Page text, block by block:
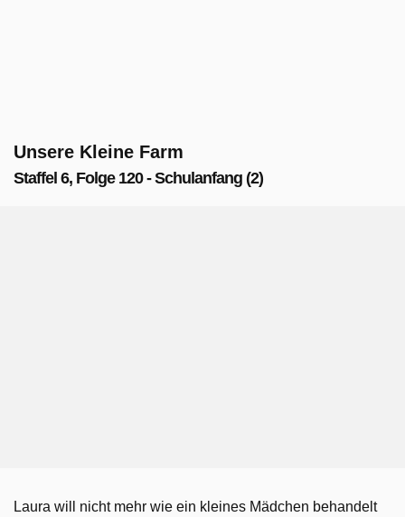
Unsere Kleine Farm
Staffel 6, Folge 120 - Schulanfang (2)
Laura will nicht mehr wie ein kleines Mädchen behandelt